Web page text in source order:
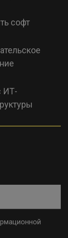
софт
ИТ-